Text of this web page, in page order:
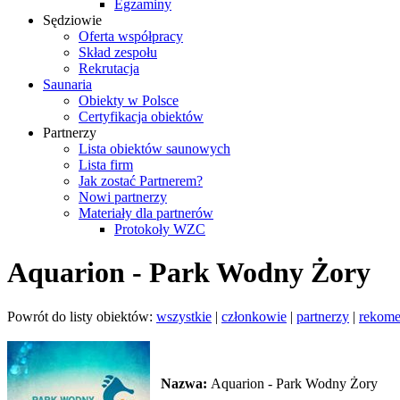
Egzaminy
Sędziowie
Oferta współpracy
Skład zespołu
Rekrutacja
Saunaria
Obiekty w Polsce
Certyfikacja obiektów
Partnerzy
Lista obiektów saunowych
Lista firm
Jak zostać Partnerem?
Nowi partnerzy
Materiały dla partnerów
Protokoły WZC
Aquarion - Park Wodny Żory
Powrót do listy obiektów: wszystkie | członkowie | partnerzy |
Nazwa: Aquarion - Park Wodny Żory